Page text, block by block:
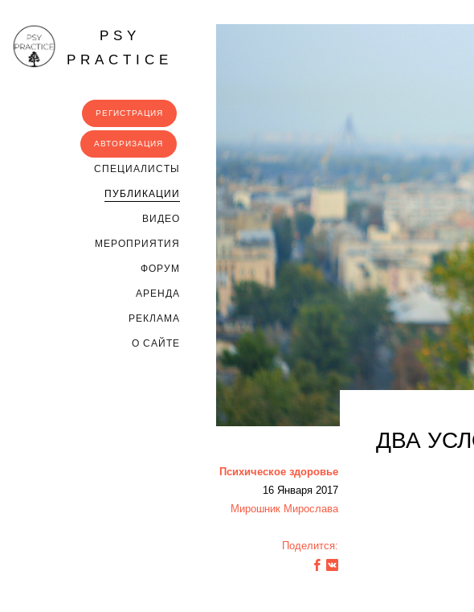
PSY
PRACTICE
РЕГИСТРАЦИЯ
АВТОРИЗАЦИЯ
CПЕЦИАЛИСТЫ
ПУБЛИКАЦИИ
ВИДЕО
МЕРОПРИЯТИЯ
ФОРУМ
АРЕНДА
РЕКЛАМА
О САЙТЕ
Психическое здоровье
16 Января 2017
Мирошник Мирослава
Поделится:
ДВА